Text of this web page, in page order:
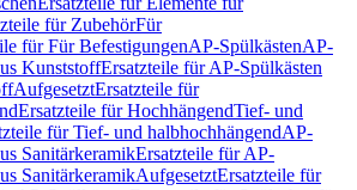
für ZubehörFür
für Für BefestigungenAP-SpülkästenAP-
KunststoffErsatzteile für AP-Spülkästen
AufgesetztErsatzteile für
Ersatzteile für HochhängendTief- und
für Tief- und halbhochhängendAP-
SanitärkeramikErsatzteile für AP-
SanitärkeramikAufgesetztErsatzteile für